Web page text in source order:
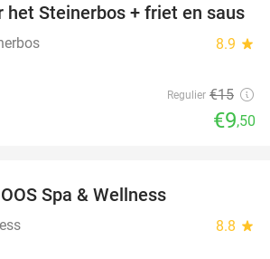
37%
het Steinerbos + friet en saus
8.9 star
Regulier €15
€9,50
Spa & Wellness
8.8 star